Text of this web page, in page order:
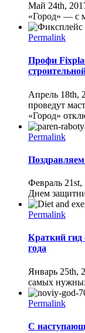
Май 24th,
«Город» — с
Permalink
Профи
Апрель 18th,
проведут
«Город»
Permalink
Февраль 21st,
Днем
Permalink
Краткий гид
года
Январь 25th,
самых
Permalink
C